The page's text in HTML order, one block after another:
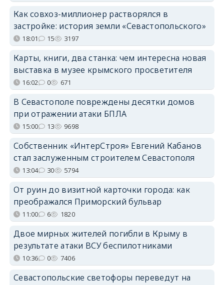
Как совхоз-миллионер растворялся в
застройке: история земли «Севастопольского»
18:01 15 3197
Карты, книги, два станка: чем интересна новая
выставка в музее крымского просветителя
16:02 0 671
В Севастополе повреждены десятки домов
при отражении атаки БПЛА
15:00 13 9698
Собственник «ИнтерСтроя» Евгений Кабанов
стал заслуженным строителем Севастополя
13:04 30 5794
От руин до визитной карточки города: как
преображался Приморский бульвар
11:00 6 1820
Двое мирных жителей погибли в Крыму в
результате атаки ВСУ беспилотниками
10:36 0 7406
Севастопольские светофоры переведут на